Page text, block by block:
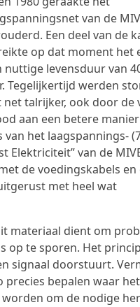
van de
Een deel van de
op dat moment het
nuttige levensduur van
Tegelijkertijd werden
net talrijker, ook door de
aan een betere
het laagspannings-
Elektriciteit” van de
de voedingskabels en
met heel wat
materiaal dient om
op te sporen. Het
signaal doorstuurt.
precies bepalen waar
om de nodige